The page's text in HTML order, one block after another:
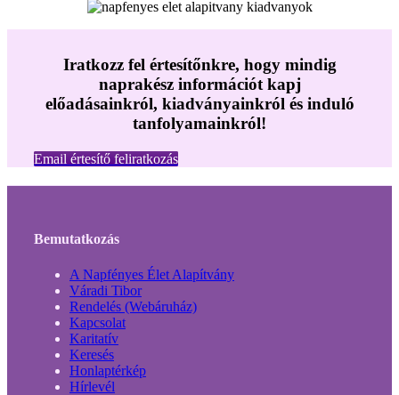
Iratkozz fel értesítőnkre, hogy mindig
naprakész információt kapj
előadásainkról, kiadványainkról és induló
tanfolyamainkról!
Email értesítő feliratkozás
Bemutatkozás
A Napfényes Élet Alapítvány
Váradi Tibor
Rendelés (Webáruház)
Kapcsolat
Karitatív
Keresés
Honlaptérkép
Hírlevél